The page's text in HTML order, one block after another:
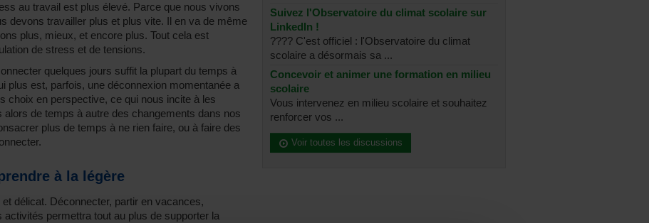
au travail est plus élevé. Parce que nous vivons
devons travailler plus et plus vite. Il en va de même
plus, mieux, et encore plus. Tout cela est
de stress et de tensions.
quelques jours suffit la plupart du temps à
plus est, parfois, une déconnexion momentanée a
choix en perspective, ce qui nous incite à les
de temps à autre des changements dans nos
plus de temps à ne rien faire, ou à faire des
à la légère
délicat. Déconnecter, partir en vacances,
activités permettra tout au plus de supporter la
Suivez l'Observatoire du climat scolaire sur
LinkedIn !
???? C'est officiel : l'Observatoire du climat
scolaire a désormais sa ...
Concevoir et animer une formation en milieu
scolaire
Vous intervenez en milieu scolaire et souhaitez
renforcer vos ...
Voir toutes les discussions